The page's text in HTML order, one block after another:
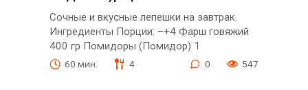
Сочные и вкусные лепешки на завтрак.
Ингредиенты Порции: –+4 Фарш говяжий
400 гр Помидоры (Помидор) 1
60 мин. 4 0 547